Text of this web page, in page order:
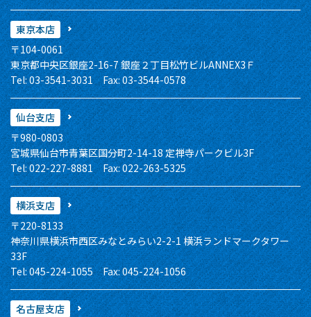
東京本店
〒104-0061
東京都中央区銀座2-16-7 銀座２丁目松竹ビルANNEX3Ｆ
Tel: 03-3541-3031 Fax: 03-3544-0578
仙台支店
〒980-0803
宮城県仙台市青葉区国分町2-14-18 定禅寺パークビル3F
Tel: 022-227-8881 Fax: 022-263-5325
横浜支店
〒220-8133
神奈川県横浜市西区みなとみらい2-2-1 横浜ランドマークタワー
33F
Tel: 045-224-1055 Fax: 045-224-1056
名古屋支店